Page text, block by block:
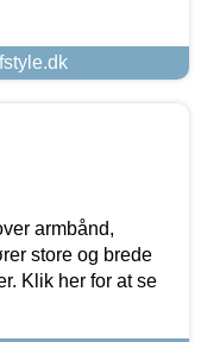
armbånd,
store og brede
Klik her for at se